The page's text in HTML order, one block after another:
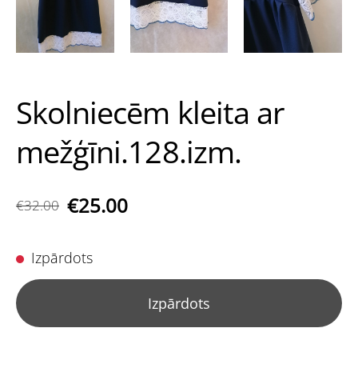
Skolniecēm kleita ar
mežģīni.128.izm.
€32.00 €25.00
Izpārdots
Izpārdots